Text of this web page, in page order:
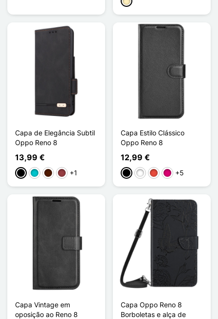
Capa de Elegância Subtil
Oppo Reno 8
13,99 €
PretoTurquesaCastanho escuro
Vermelho escuro
+1
Capa Estilo Clássico
Oppo Reno 8
12,99 €
PretoBrancoVermelho
Magenta
+5
Capa Vintage em
oposição ao Reno 8
Capa Oppo Reno 8
Borboletas e alça de